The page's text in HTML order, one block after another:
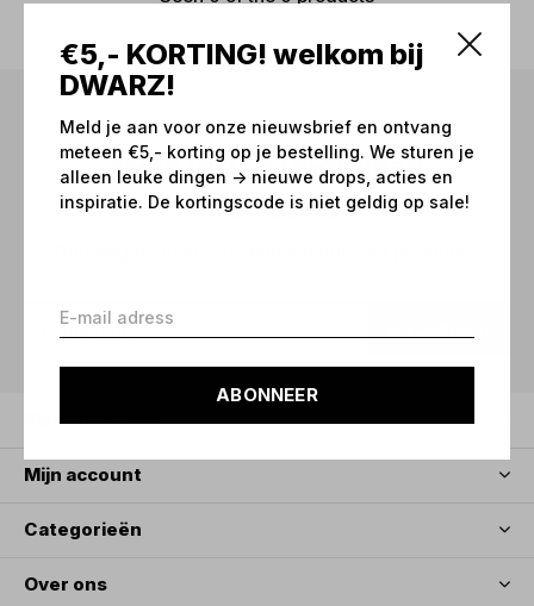
€5,- KORTING! welkom bij
DWARZ!
Meld je aan voor onze nieuwsbrief en ontvang
meteen €5,- korting op je bestelling. We sturen je
alleen leuke dingen -> nieuwe drops, acties en
inspiratie. De kortingscode is niet geldig op sale!
ABONNEER
Meld je aan voor onze
nieuwsbrief
Klantenservice
Mijn account
Categorieën
Over ons